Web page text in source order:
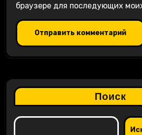
браузере для последующих
Поиск